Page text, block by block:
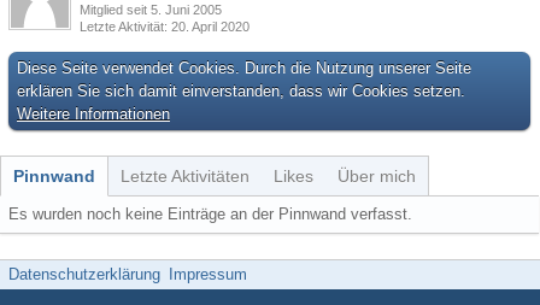
Mitglied seit 5. Juni 2005
Letzte Aktivität 20. April 2020
Diese Seite verwendet Cookies. Durch die Nutzung unserer Seite
erklären Sie sich damit einverstanden, dass wir Cookies setzen.
Weitere Informationen
Pinnwand Letzte Aktivitäten Likes Über mich
Es wurden noch keine Einträge an der Pinnwand verfasst.
Datenschutzerklärung Impressum